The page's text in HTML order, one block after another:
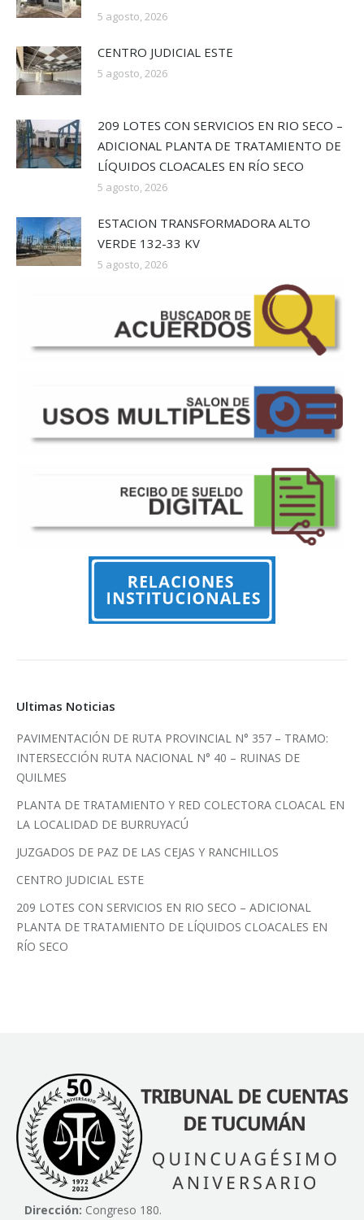
5 agosto, 2026
CENTRO JUDICIAL ESTE
5 agosto, 2026
209 LOTES CON SERVICIOS EN RIO SECO –
ADICIONAL PLANTA DE TRATAMIENTO DE
LÍQUIDOS CLOACALES EN RÍO SECO
5 agosto, 2026
ESTACION TRANSFORMADORA ALTO
VERDE 132-33 KV
5 agosto, 2026
Ultimas Noticias
PAVIMENTACIÓN DE RUTA PROVINCIAL N° 357 – TRAMO:
INTERSECCIÓN RUTA NACIONAL N° 40 – RUINAS DE
QUILMES
PLANTA DE TRATAMIENTO Y RED COLECTORA CLOACAL EN
LA LOCALIDAD DE BURRUYACÚ
JUZGADOS DE PAZ DE LAS CEJAS Y RANCHILLOS
CENTRO JUDICIAL ESTE
209 LOTES CON SERVICIOS EN RIO SECO – ADICIONAL
PLANTA DE TRATAMIENTO DE LÍQUIDOS CLOACALES EN
RÍO SECO
Dirección: Congreso 180.